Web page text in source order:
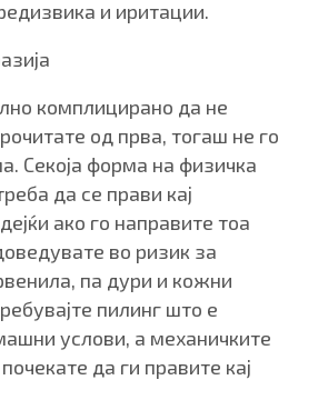
и иритации.
комплицирано да не
од прва, тогаш не го
Секоја форма на физичка
да се прави кај
ако го направите тоа
во ризик за
па дури и кожни
пилинг што е
услови, а механичките
да ги правите кај